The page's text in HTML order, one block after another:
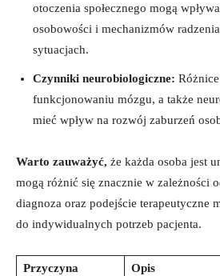
otoczenia społecznego ⁣mogą
osobowości i ⁤mechanizmów
sytuacjach.
Czynniki neurobiologiczne:
funkcjonowaniu mózgu, a także
mieć wpływ na rozwój zaburzeń
Warto zauważyć, że każda osoba jest
mogą różnić się znacznie w zależności
diagnoza oraz podejście terapeutyczne
do indywidualnych potrzeb​ pacjenta.
Przyczyna Opis